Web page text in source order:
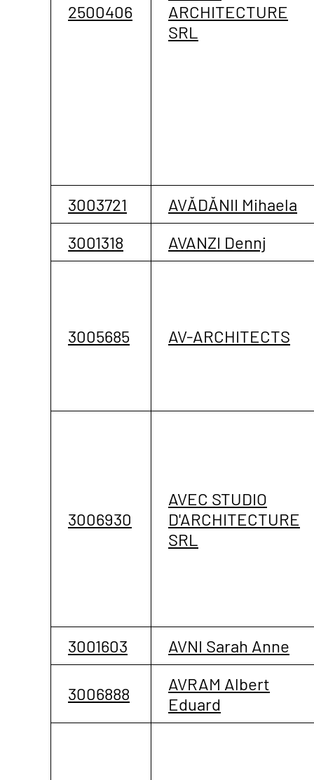
2500406
ARCHITECTURE
SRL
3003721
AVĂDĂNII Mihaela
3001318
AVANZI Dennj
3005685 AV-ARCHITECTS
3006930
AVEC STUDIO
D'ARCHITECTURE
SRL
3001603 AVNI Sarah Anne
3006888
AVRAM Albert
Eduard